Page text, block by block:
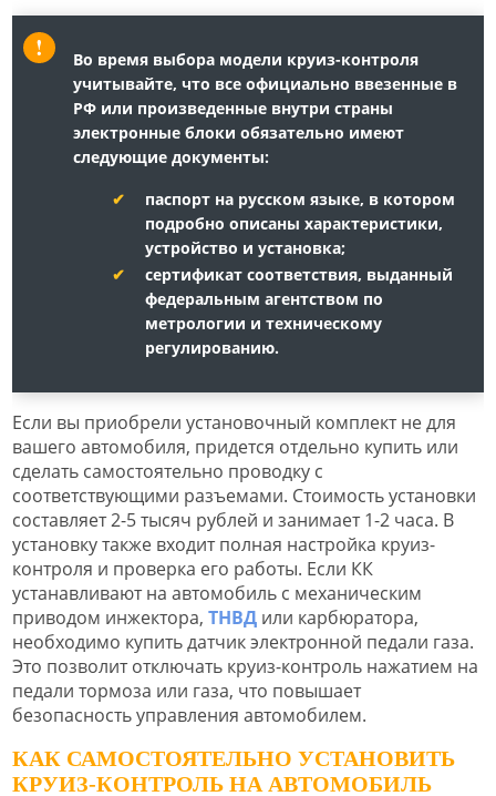
Во время выбора модели круиз-контроля
учитывайте, что все официально ввезенные в
РФ или произведенные внутри страны
электронные блоки обязательно имеют
следующие документы:
паспорт на русском языке, в котором
подробно описаны характеристики,
устройство и установка;
сертификат соответствия, выданный
федеральным агентством по
метрологии и техническому
регулированию.
Если вы приобрели установочный комплект не для
вашего автомобиля, придется отдельно купить или
сделать самостоятельно проводку с
соответствующими разъемами. Стоимость установки
составляет 2-5 тысяч рублей и занимает 1-2 часа. В
установку также входит полная настройка круиз-
контроля и проверка его работы. Если КК
устанавливают на автомобиль с механическим
приводом инжектора, ТНВД или карбюратора,
необходимо купить датчик электронной педали газа.
Это позволит отключать круиз-контроль нажатием на
педали тормоза или газа, что повышает
безопасность управления автомобилем.
КАК САМОСТОЯТЕЛЬНО УСТАНОВИТЬ
КРУИЗ-КОНТРОЛЬ НА АВТОМОБИЛЬ